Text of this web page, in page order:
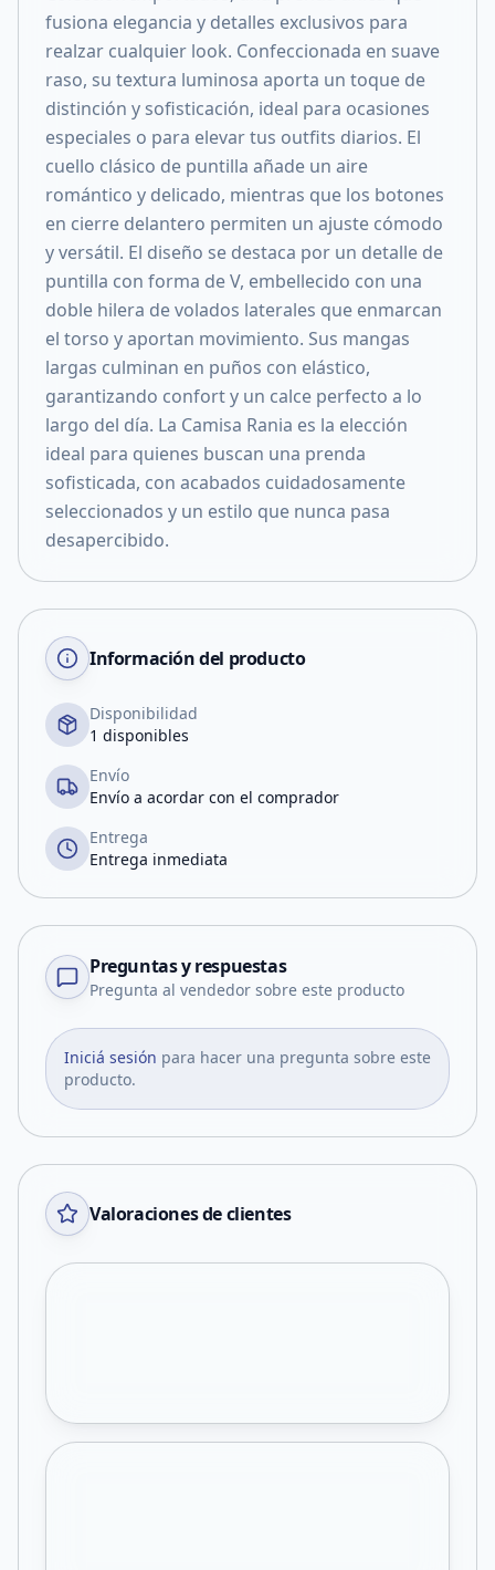
fusiona elegancia y detalles exclusivos para
realzar cualquier look. Confeccionada en suave
raso, su textura luminosa aporta un toque de
distinción y sofisticación, ideal para ocasiones
especiales o para elevar tus outfits diarios. El
cuello clásico de puntilla añade un aire
romántico y delicado, mientras que los botones
en cierre delantero permiten un ajuste cómodo
y versátil. El diseño se destaca por un detalle de
puntilla con forma de V, embellecido con una
doble hilera de volados laterales que enmarcan
el torso y aportan movimiento. Sus mangas
largas culminan en puños con elástico,
garantizando confort y un calce perfecto a lo
largo del día. La Camisa Rania es la elección
ideal para quienes buscan una prenda
sofisticada, con acabados cuidadosamente
seleccionados y un estilo que nunca pasa
desapercibido.
Información del producto
Disponibilidad
1 disponibles
Envío
Envío a acordar con el comprador
Entrega
Entrega inmediata
Preguntas y respuestas
Pregunta al vendedor sobre este producto
Iniciá sesión para hacer una pregunta sobre este
producto.
Valoraciones de clientes